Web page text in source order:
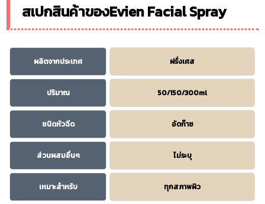
สเปกสินค้าของEvien Facial Spray
ผลิตจากประเทศ ฝรั่งเศส
ปริมาณ 50/150/300ml
ชนิดหัวฉีด อัดก๊าซ
ส่วนผสมอื่นๆ ไม่ระบุ
เหมาะสำหรับ ทุกสภาพผิว